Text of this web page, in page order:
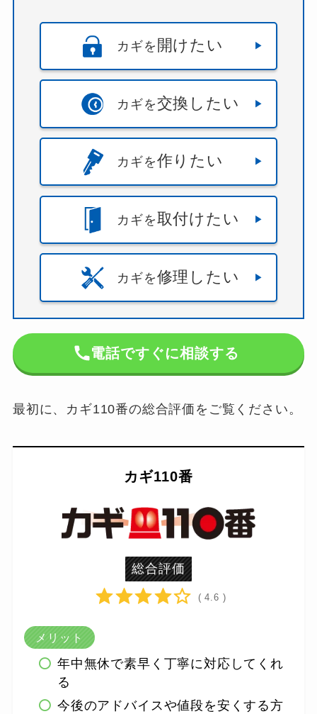
カギを 開けたい
カギを交換したい
カギを作りたい
カギを取付けたい
カギを修理したい
電話ですぐに相談する
最初に、カギ110番の総合評価をご覧ください。
カギ110番
総合評価
( 4.6 )
メリット
年中無休で素早く丁寧に対応してくれ
る
今後のアドバイスや値段を安くする方